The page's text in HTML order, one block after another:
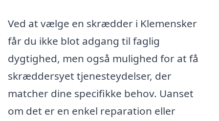
Ved at vælge en skrædder i Klemensker
får du ikke blot adgang til faglig
dygtighed, men også mulighed for at få
skræddersyet tjenesteydelser, der
matcher dine specifikke behov. Uanset
om det er en enkel reparation eller